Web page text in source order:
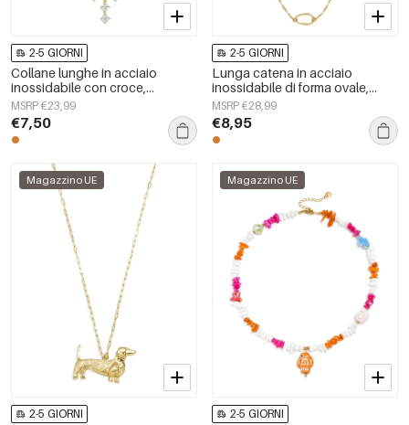
2-5 GIORNI
Collane lunghe in acciaio
inossidabile con croce,
semplici, della serie Daily
Simple, gioielli da donna
MSRP €23,99
€7,50
2-5 GIORNI
Lunga catena in acciaio
inossidabile di forma ovale,
semplice, serie per tutti i giorni,
gioielli da donna
MSRP €28,99
€8,95
Magazzino UE
2-5 GIORNI
Magazzino UE
2-5 GIORNI